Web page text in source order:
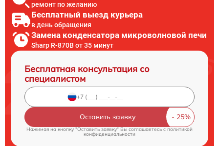
ремонт по желанию
Бесплатный выезд курьера
в день обращения
Замена конденсатора микроволновой печи
Sharp R-870B от 35 минут
Бесплатная консультация со
специалистом
Оставить заявку
Нажимая на кнопку "Оставить заявку" Вы соглашаетесь cполитикой
конфиденциальности